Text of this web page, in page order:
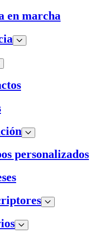
en marcha
personalizados